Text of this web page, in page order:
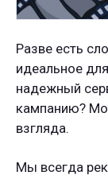
Разве есть
идеальное
надежный
кампанию?
взгляда.
Мы всегда